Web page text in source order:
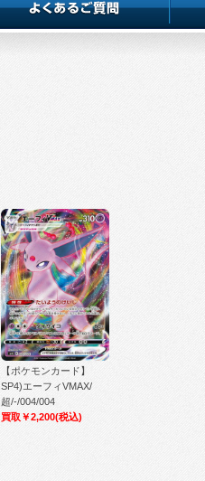
【ポケモンカード】
SP4)エーフィVMAX/
超/-/004/004
買取￥2,200(税込)